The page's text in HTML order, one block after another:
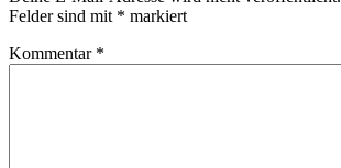
Felder sind mit * markiert
Kommentar *